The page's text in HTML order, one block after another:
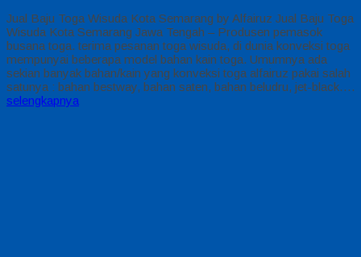
Jual Baju Toga Wisuda Kota Semarang by Alfairuz Jual Baju Toga
Wisuda Kota Semarang Jawa Tengah – Produsen pemasok
busana toga. terima pesanan toga wisuda, di dunia konveksi toga
mempunyai beberapa model bahan kain toga. Umumnya ada
sekian banyak bahan/kain yang konveksi toga alfairuz pakai salah
satunya : bahan bestway, bahan saten, bahan beludru, jet-black….
selengkapnya